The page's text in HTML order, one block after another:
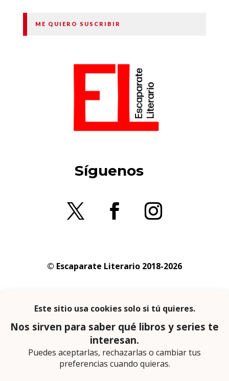
ME QUIERO SUSCRIBIR
Síguenos
© Escaparate Literario 2018-2026
privacidad
En calidad de afiliado de Amazon obtengo
ingresos por las compras adscritas que